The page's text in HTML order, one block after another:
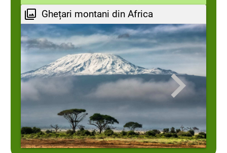
Ghețari montani din Africa